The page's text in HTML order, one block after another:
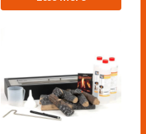
nyt liv i din brændeovn.